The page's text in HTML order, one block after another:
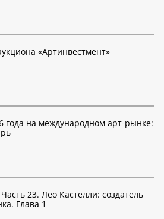
«Артинвестмент»
года на международном арт-рынке:
23. Лео Кастелли: создатель
Глава 1